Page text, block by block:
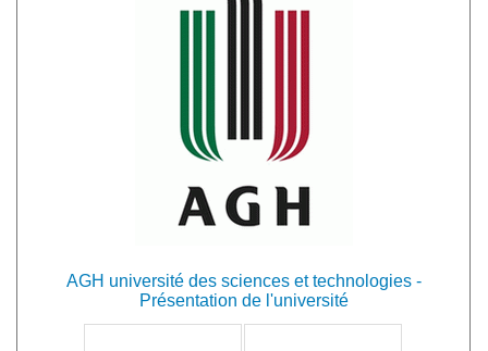
AGH université des sciences et technologies -
Présentation de l'université